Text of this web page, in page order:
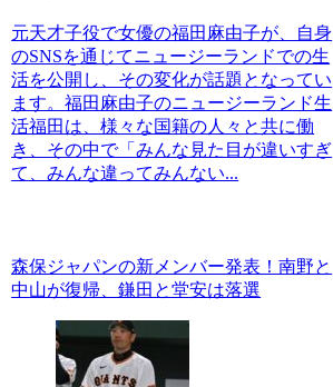
元天才子役で女優の福田麻由子が、自身
のSNSを通じてニュージーランドでの生
活を公開し、その変化が話題となってい
ます。福田麻由子のニュージーランド生
活福田は、様々な国籍の人々と共に働
き、その中で「みんな見た目が違いすぎ
て、みんな違ってみんない...
森保ジャパンの新メンバー発表！南野と
中山が復帰、鎌田と堂安は落選